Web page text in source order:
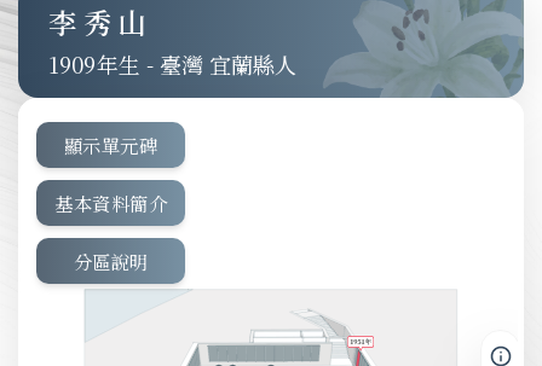
李秀山
1909 - 臺灣 宜蘭縣人
顯示單元碑
基本資料簡介
分區說明